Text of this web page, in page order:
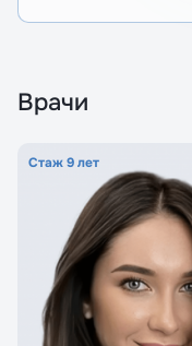
Врачи
Стаж 9 лет